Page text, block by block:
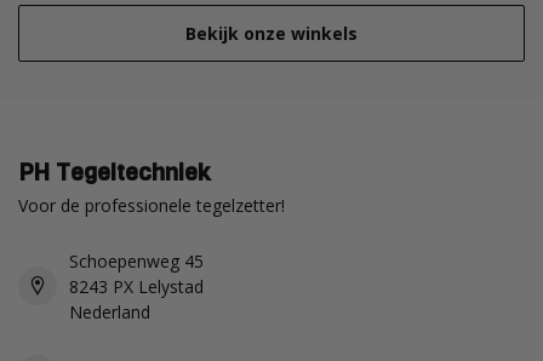
Bekijk onze winkels
PH Tegeltechniek
Voor de professionele tegelzetter!
Schoepenweg 45
8243 PX Lelystad
Nederland